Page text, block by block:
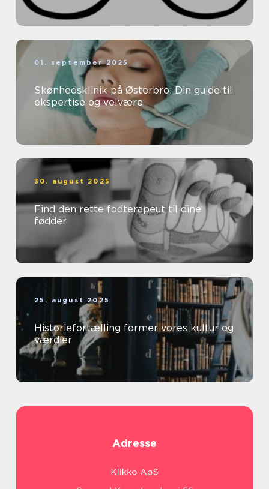
01. september 2025
Skønhedsklinik på Østerbro: Din guide til
ekspertise og velvære
30. august 2025
Find den rette fodterapeut til dine
fødder
25. august 2025
Historiefortælling former vores kultur og
værdier
Adresse